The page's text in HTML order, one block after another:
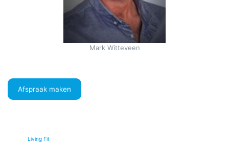
Mark Witteveen
Afspraak maken
Living Fit